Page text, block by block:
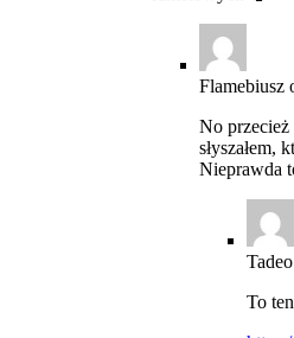
Flamebiusz
No przecież
słyszałem,
Nieprawda
Tadeo
To